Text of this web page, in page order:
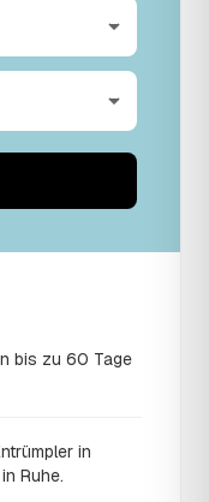
bis zu 60 Tage
in
Ruhe.